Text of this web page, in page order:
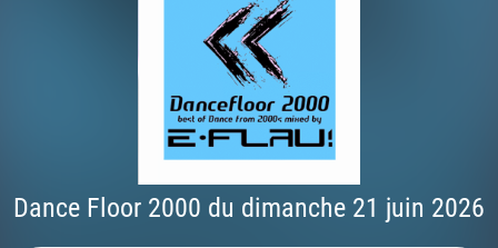
Dance Floor 2000 du dimanche 21 juin 2026